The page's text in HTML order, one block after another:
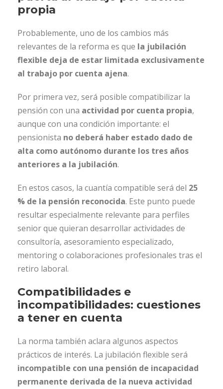
propia
Probablemente, uno de los cambios más
relevantes de la reforma es que la jubilación
flexible deja de estar limitada exclusivamente
al trabajo por cuenta ajena.
Por primera vez, será posible compatibilizar la
pensión con una actividad por cuenta propia,
aunque con una condición importante: el
pensionista no deberá haber estado dado de
alta como autónomo durante los tres años
anteriores a la jubilación.
En estos casos, la cuantía compatible será del 25
% de la pensión reconocida. Este punto puede
resultar especialmente relevante para perfiles
senior que quieran desarrollar actividades de
consultoría, asesoramiento especializado,
mentoring o colaboraciones profesionales tras el
retiro laboral.
Compatibilidades e
incompatibilidades: cuestiones
a tener en cuenta
La norma también aclara algunos aspectos
prácticos de interés. La jubilación flexible será
incompatible con una pensión de incapacidad
permanente derivada de la nueva actividad